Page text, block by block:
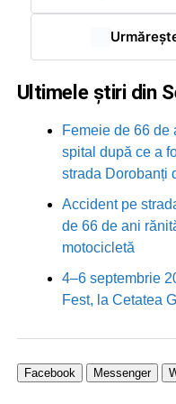
Ultimele știri din
Femeie de 66 de
spital după ce a
strada Dorobanți
Accident pe
de 66 de ani
motocicletă
4–6 septembrie
Fest, la Cetatea
Facebook Messenger